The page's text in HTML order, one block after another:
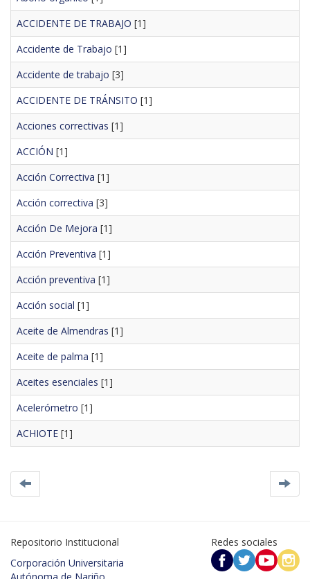
ACCIDENTE DE TRABAJO [1]
Accidente de Trabajo [1]
Accidente de trabajo [3]
ACCIDENTE DE TRÁNSITO [1]
Acciones correctivas [1]
ACCIÓN [1]
Acción Correctiva [1]
Acción correctiva [3]
Acción De Mejora [1]
Acción Preventiva [1]
Acción preventiva [1]
Acción social [1]
Aceite de Almendras [1]
Aceite de palma [1]
Aceites esenciales [1]
Acelerómetro [1]
ACHIOTE [1]
Repositorio Institucional
Corporación Universitaria
Redes sociales